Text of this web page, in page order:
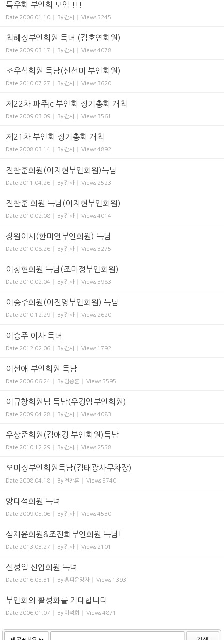
특우회 부인회 모임 !!!
Date 2006.01.10 By간사 Views 5245
최혜정부인회원 득녀 (김호연회원)
Date 2009.03.17 By간사 Views4078
조우석회원 득남(신선미 부인회원)
Date 2010.07.27 By간사 Views 3620
제22차 파주jc 부인회 정기총회 개최
Date 2009.03.09 By간사 Views 3561
제21차 부인회 정기총회 개최
Date 2008.03.14 By간사 Views4892
전찬훈회원(이지현부인회원)득남
Date 2011.04.26 By간사 Views 2523
전찬훈 회원 득남(이지현부인회원)
Date 2010.02.08 By간사 Views4014
장원이사(한미연부인회원) 득남
Date 2010.08.26 By간사 Views 3275
이창현회원 득남(조미정부인회원)
Date 2010.02.04 By간사 Views 3983
이승주회원(이진영부인회원) 득남
Date 2010.12.29 By간사 Views 2620
이승주 이사 득녀
Date 2012.02.06 By간사 Views 1792
이선애 부인회원 득남
Date 2006.06.24 By 임종훈 Views 5595
이규창회원님 득남(우경임부인회원)
Date 2009.04.28 By간사 Views4083
우상준회원(김애경 부인회원)득남
Date 2010.12.29 By간사 Views 2558
오미정부인회원득남(김태광사무차장)
Date 2008.04.18 By 전찬훈 Views 5740
양대석회원 득녀
Date 2009.05.06 By간사 Views4530
심재윤회원&조진희부인회원 득남!
Date 2013.03.27 By간사 Views 2101
신성일 신입회원 득녀
Date 2016.05.31 By 홈피운영자 Views 1393
부인회의 활성화를 기대합니다
Date 2006.01.07 By 이석희 Views4871